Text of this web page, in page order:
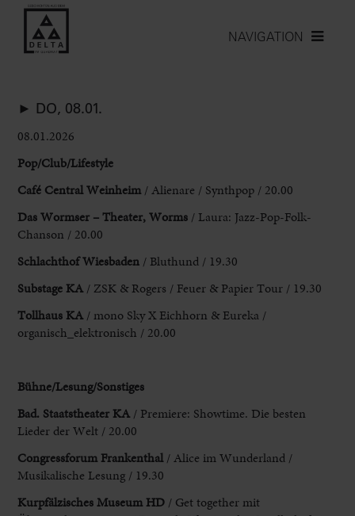
NAVIGATION
► DO, 08.01.
08.01.2026
Pop/Club/Lifestyle
Café CentralWeinheim /Alienare / Synthpop / 20.00
DasWormser –Theater,Worms / Laura: Jazz-Pop-Folk-
Chanson / 20.00
SchlachthofWiesbaden / Bluthund / 19.30
Substage KA / ZSK &Rogers / Feuer &PapierTour / 19.30
Tollhaus KA /mono SkyXEichhorn &Eureka /
organisch elektronisch / 20.00
Bühne/Lesung/Sonstiges
Bad. Staatstheater KA / Premiere: Showtime. Die besten
Lieder derWelt / 20.00
Congressforum Frankenthal/Alice imWunderland /
Musikalische Lesung / 19.30
KurpfälzischesMuseum HD / Gettogethermit